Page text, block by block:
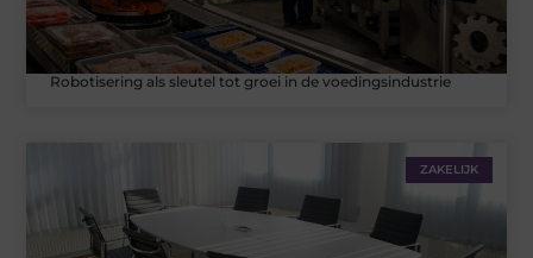
Robotisering als sleutel tot groei in de voedingsindustrie
ZAKELIJK